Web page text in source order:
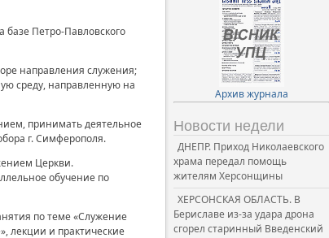
базе Петро-Павловского
направления служения;
среду, направленную на
принимать деятельное
г. Симферополя.
Церкви.
обучение по
по теме «Служение
лекции и практические
Архив журнала
Новости недели
ДНЕПР. Приход Николаевского
храма передал помощь
жителям Херсонщины
ХЕРСОНСКАЯ ОБЛАСТЬ. В
Бериславе из-за удара дрона
сгорел старинный Введенский